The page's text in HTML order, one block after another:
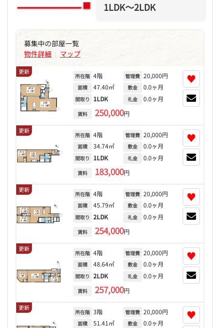
1LDK～2LDK
募集中の部屋一覧
物件詳細 | マップ
更新
所在階 4階
面積 47.40㎡
間取り 1LDK
賃料 250,000円
管理費 20,000円
敷金 0.0ヶ月
礼金 0.0ヶ月
♥
更新
所在階 4階
面積 34.74㎡
間取り 1LDK
賃料 183,000円
管理費 20,000円
敷金 0.0ヶ月
礼金 0.0ヶ月
♥
更新
所在階 4階
面積 45.79㎡
間取り 2LDK
賃料 254,000円
管理費 20,000円
敷金 0.0ヶ月
礼金 0.0ヶ月
♥
更新
所在階 4階
面積 48.64㎡
間取り 2LDK
賃料 257,000円
管理費 20,000円
敷金 0.0ヶ月
礼金 0.0ヶ月
♥
更新
所在階 3階
面積 51.41㎡
管理費 20,000円
敷金 0.0ヶ月
♥